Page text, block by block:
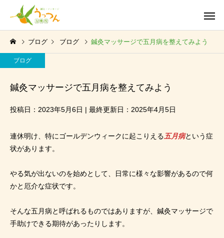
ブログ ブログ 鍼灸マッサージで五月病を整えてみよう
ブログ
鍼灸マッサージで五月病を整えてみよう
投稿日：2023年5月6日 | 最終更新日：2025年4月5日
連休明け、特にゴールデンウィークに起こりえる 五月病という症
状があります。
やる気が出ないのを始めとして、日常に様々な影響があるので何
かと厄介な症状です。
そんな五月病と呼ばれるものではありますが、鍼灸マッサージで
手助けできる期待があったりします。